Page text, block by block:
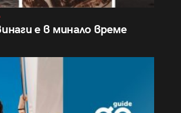
е в минало време